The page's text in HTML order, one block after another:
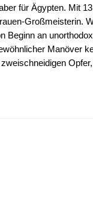
für Ägypten. Mit
Großmeisterin.
Beginn an
Manöver